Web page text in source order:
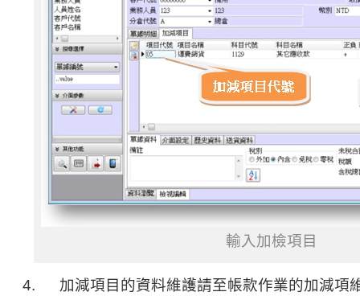
輸入加檢項目
4. 加減項目的資料維護請至帳款作業的加減項